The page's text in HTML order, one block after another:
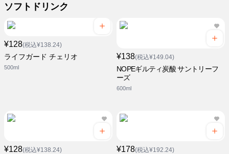
ソフトドリンク
¥128(税込¥138.24)
ライフガード チェリオ
500ml
¥138(税込¥149.04)
NOPEギルティ炭酸 サントリーフ
ーズ
600ml
¥128(税込¥138.24) ¥178(税込¥192.24)